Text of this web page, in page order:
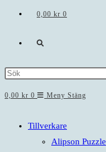
0,00 kr 0
Slå
webbplatssökning
0,00 kr 0 Meny Stäng
Tillverkare
Alipson Puzzle